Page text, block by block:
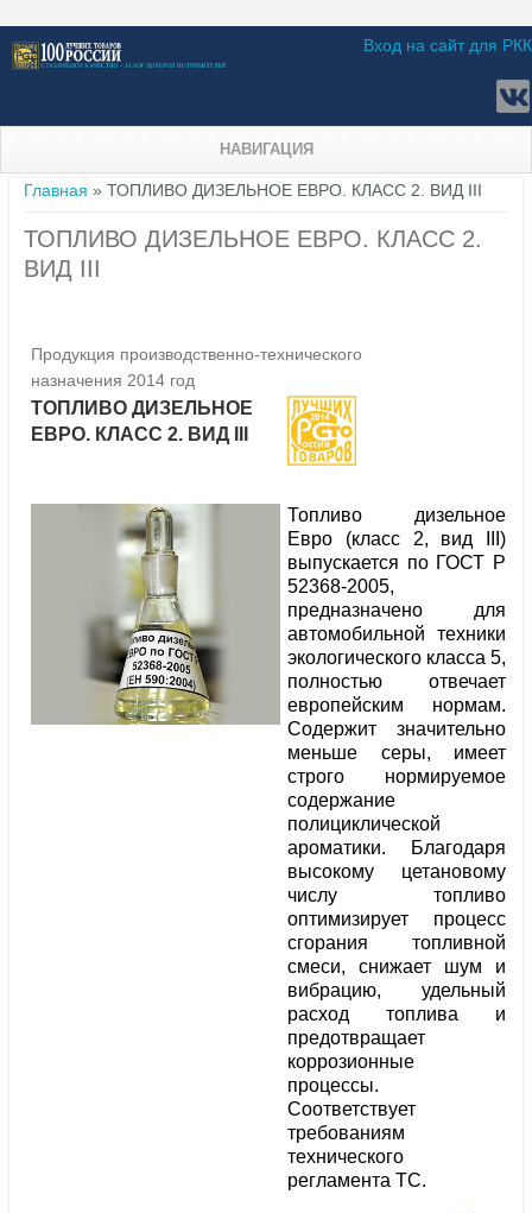
Вход на сайт для РКК
НАВИГАЦИЯ
Вы здесь
Главная » ТОПЛИВО ДИЗЕЛЬНОЕ ЕВРО. КЛАСС 2. ВИД III
ТОПЛИВО ДИЗЕЛЬНОЕ ЕВРО. КЛАСС 2.
ВИД III
Продукция производственно-технического
назначения 2014 год
ТОПЛИВО ДИЗЕЛЬНОЕ
ЕВРО. КЛАСС 2. ВИД III
Топливо дизельное
Евро (класс 2, вид III)
выпускается по ГОСТ Р
52368-2005,
предназначено для
автомобильной техники
экологического класса 5,
полностью отвечает
европейским нормам.
Содержит значительно
меньше серы, имеет
строго нормируемое
содержание
полициклической
ароматики. Благодаря
высокому цетановому
числу топливо
оптимизирует процесс
сгорания топливной
смеси, снижает шум и
вибрацию, удельный
расход топлива и
предотвращает
коррозионные
процессы.
Соответствует
требованиям
технического
регламента ТС.